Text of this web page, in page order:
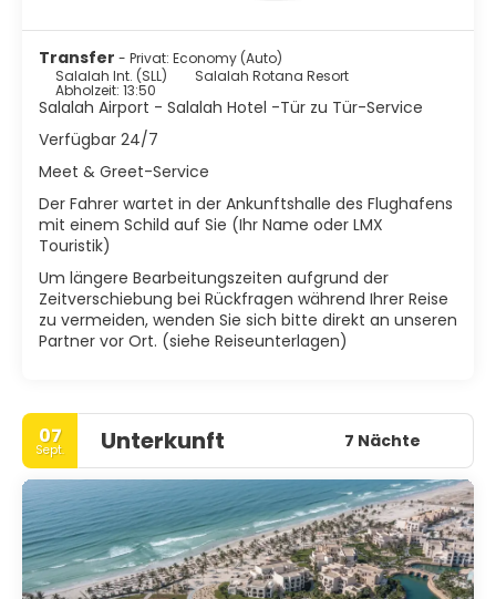
Transfer - Privat: Economy (Auto)
Salalah Int. (SLL)
Salalah Rotana Resort
Abholzeit: 13:50
Salalah Airport - Salalah Hotel -Tür zu Tür-Service
Verfügbar 24/7
Meet & Greet-Service
Der Fahrer wartet in der Ankunftshalle des Flughafens
mit einem Schild auf Sie (Ihr Name oder LMX
Touristik)
Um längere Bearbeitungszeiten aufgrund der
Zeitverschiebung bei Rückfragen während Ihrer Reise
zu vermeiden, wenden Sie sich bitte direkt an unseren
Partner vor Ort. (siehe Reiseunterlagen)
07
Sept. Unterkunft 7 Nächte